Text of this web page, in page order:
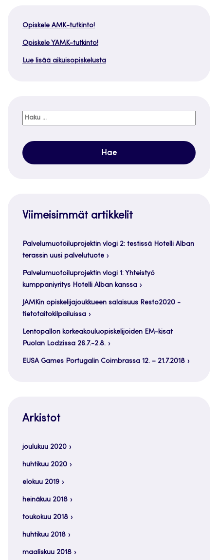
Opiskele AMK-tutkinto!
Opiskele YAMK-tutkinto!
Lue lisää aikuisopiskelusta
Haku:
Viimeisimmät artikkelit
Palvelumuotoiluprojektin vlogi 2: testissä Hotelli Alban
terassin uusi palvelutuote
Palvelumuotoiluprojektin vlogi 1: Yhteistyö
kumppaniyritys Hotelli Alban kanssa
JAMKin opiskelijajoukkueen salaisuus Resto2020 -
tietotaitokilpailuissa
Lentopallon korkeakouluopiskelijoiden EM-kisat
Puolan Lodzissa 26.7.-2.8.
EUSA Games Portugalin Coimbrassa 12. – 21.7.2018
Arkistot
joulukuu 2020
huhtikuu 2020
elokuu 2019
heinäkuu 2018
toukokuu 2018
huhtikuu 2018
maaliskuu 2018